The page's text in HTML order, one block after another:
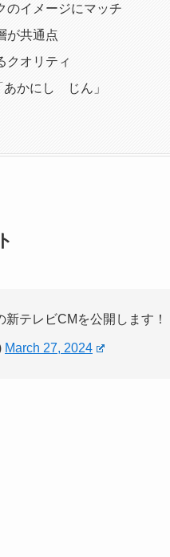
のイメージにマッチ
が共通点
クオリティ
あかにし じん」
テレビCMを公開します！
March 27, 2024